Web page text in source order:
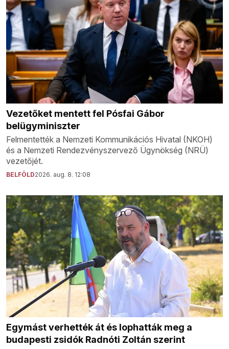
Vezetőket mentett fel Pósfai Gábor
belügyminiszter
Felmentették a Nemzeti Kommunikációs Hivatal (NKOH)
és a Nemzeti Rendezvényszervező Ügynökség (NRÜ)
vezetőjét.
BELFÖLD2026. aug. 8. 12:08
Egymást verhették át és lophatták meg a
budapesti zsidók Radnóti Zoltán szerint